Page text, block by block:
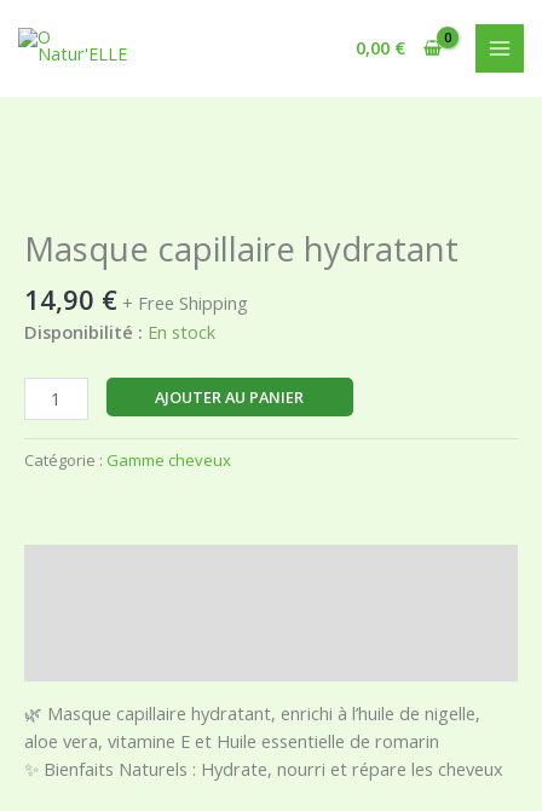
contenu
0,00 €
Masque capillaire hydratant
14,90 € + Free Shipping
Disponibilité : En stock
Masque
capillaire
hydratant
AJOUTER AU PANIER
Catégorie : Gamme cheveux
🌿 Masque capillaire hydratant, enrichi à l’huile de nigelle,
aloe vera, vitamine E et Huile essentielle de romarin
✨ Bienfaits Naturels : Hydrate, nourri et répare les cheveux